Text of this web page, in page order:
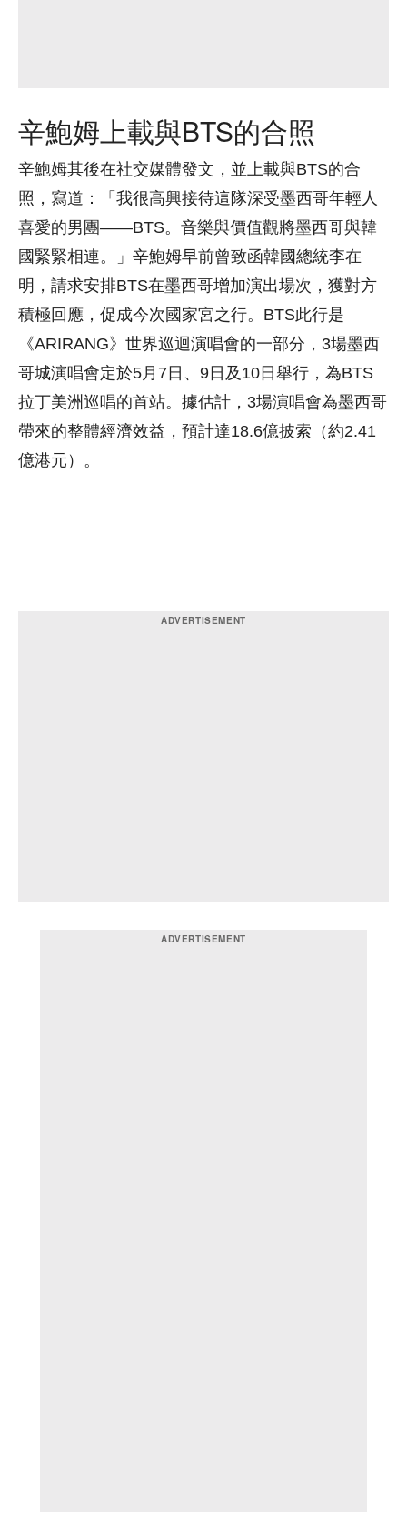
辛鮑姆上載與BTS的合照
辛鮑姆其後在社交媒體發文，並上載與BTS的合
照，寫道：「我很高興接待這隊深受墨西哥年輕人
喜愛的男團——BTS。音樂與價值觀將墨西哥與韓
國緊緊相連。」辛鮑姆早前曾致函韓國總統李在
明，請求安排BTS在墨西哥增加演出場次，獲對方
積極回應，促成今次國家宮之行。BTS此行是
《ARIRANG》世界巡迴演唱會的一部分，3場墨西
哥城演唱會定於5月7日、9日及10日舉行，為BTS
拉丁美洲巡唱的首站。據估計，3場演唱會為墨西哥
帶來的整體經濟效益，預計達18.6億披索（約2.41
億港元）。